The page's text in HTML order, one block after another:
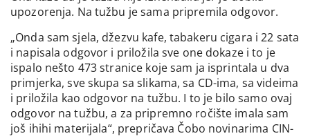
upozorenja. Na tužbu je sama pripremila odgovor.
„Onda sam sjela, džezvu kafe, tabakeru cigara i 22 sata
i napisala odgovor i priložila sve one dokaze i to je
ispalo nešto 473 stranice koje sam ja isprintala u dva
primjerka, sve skupa sa slikama, sa CD-ima, sa videima
i priložila kao odgovor na tužbu. I to je bilo samo ovaj
odgovor na tužbu, a za pripremno ročište imala sam
još ihihi materijala“, prepričava Čobo novinarima CIN-